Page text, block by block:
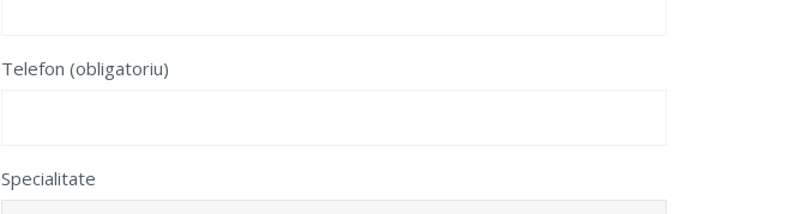
Telefon (obligatoriu)
Specialitate